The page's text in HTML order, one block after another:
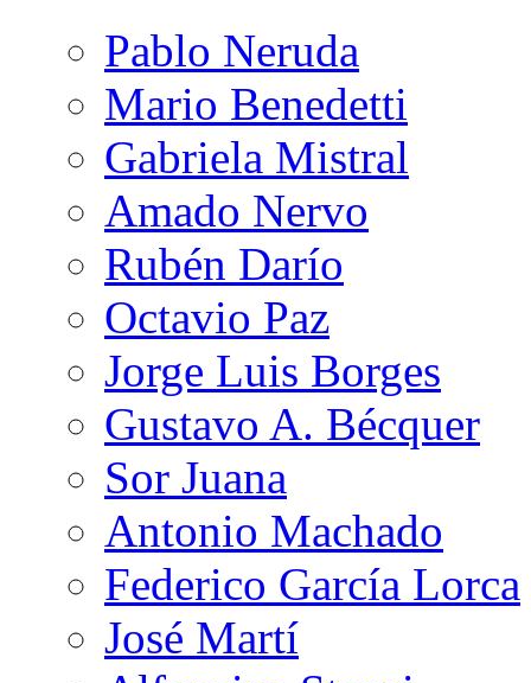
Pablo Neruda
Mario Benedetti
Gabriela Mistral
Amado Nervo
Rubén Darío
Octavio Paz
Jorge Luis Borges
Gustavo A. Bécquer
Sor Juana
Antonio Machado
Federico García Lorca
José Martí